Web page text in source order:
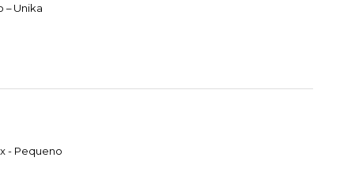
– Unika
- Pequeno